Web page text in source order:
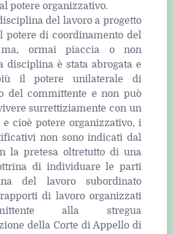
potere organizzativo.
del lavoro a progetto
potere di coordinamento del
ma, ormai piaccia o non
disciplina è stata abrogata e
il potere unilaterale di
del committente e non può
surrettiziamente con un
e cioè potere organizzativo, i
non sono indicati dal
la pretesa oltretutto di una
di individuare le parti
del lavoro subordinato
di lavoro organizzati
alla stregua
della Corte di Appello di